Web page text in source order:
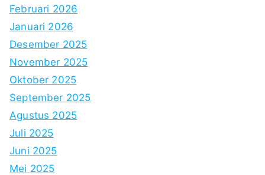
Februari 2026
Januari 2026
Desember 2025
November 2025
Oktober 2025
September 2025
Agustus 2025
Juli 2025
Juni 2025
Mei 2025